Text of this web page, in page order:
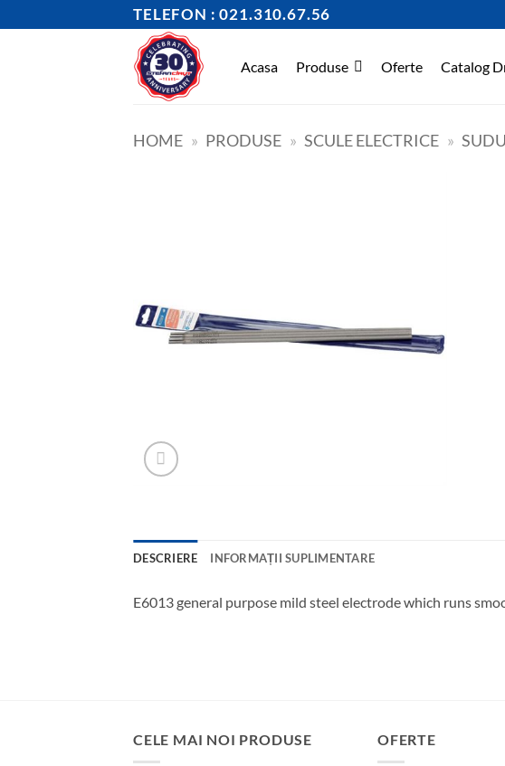
to
TELEFON : 021.310.67.56
Acasa Produse Oferte Catalog
HOME » PRODUSE » SCULE ELECTRICE »
DESCRIERE INFORMAȚII SUPLIMENTARE
E6013 general purpose mild steel electrode which runs
CELE MAI NOI PRODUSE OFERTE